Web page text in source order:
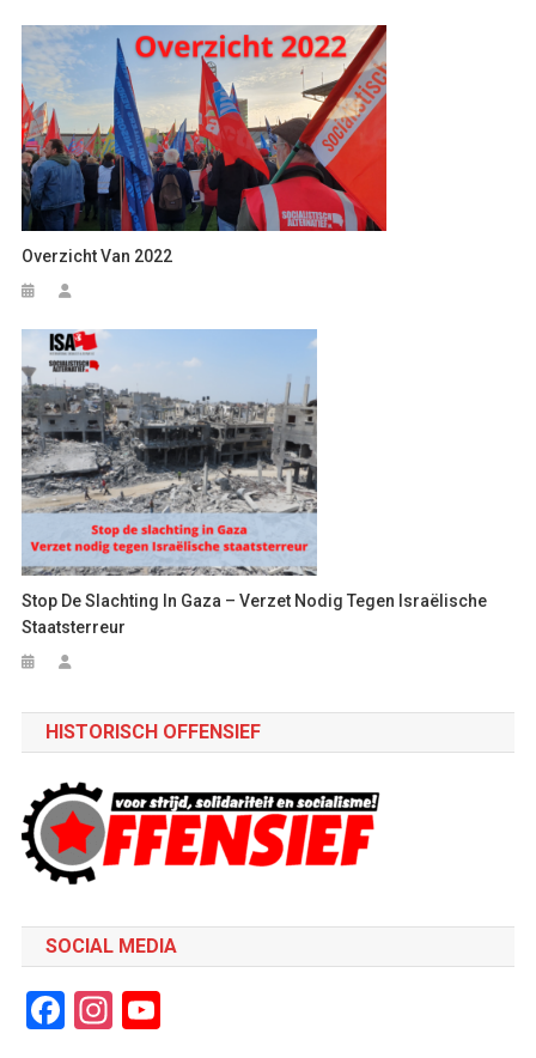
Overzicht Van 2022
Stop De Slachting In Gaza – Verzet Nodig Tegen Israëlische
Staatsterreur
HISTORISCH OFFENSIEF
SOCIAL MEDIA
Facebook
Instagram
YouTube